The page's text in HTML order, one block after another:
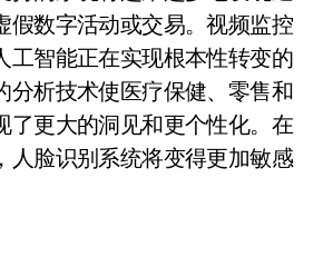
假数字活动或交易。视频监控
工智能正在实现根本性转变的
分析技术使医疗保健、零售和
了更大的洞见和更个性化。在
人脸识别系统将变得更加敏感